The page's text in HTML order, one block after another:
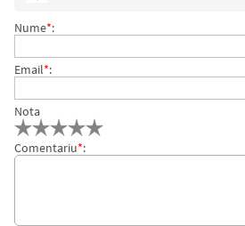
Nume*:
Email*:
Nota
Comentariu*: